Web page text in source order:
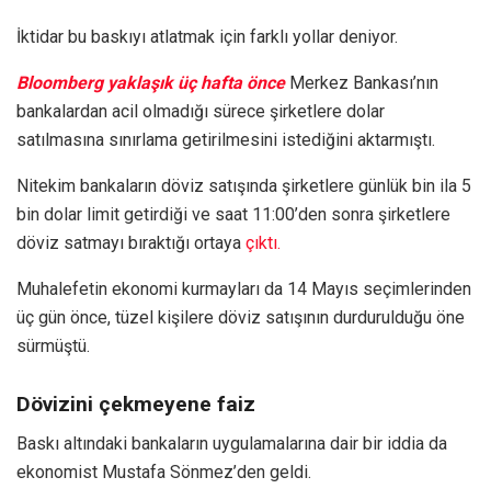
İktidar bu baskıyı atlatmak için farklı yollar deniyor.
Bloomberg yaklaşık üç hafta önceMerkez Bankası’nın
bankalardan acil olmadığı sürece şirketlere dolar
satılmasına sınırlama getirilmesini istediğini aktarmıştı.
Nitekim bankaların döviz satışında şirketlere günlük bin ila 5
bin dolar limit getirdiği ve saat 11:00’den sonra şirketlere
döviz satmayı bıraktığı ortaya çıktı.
Muhalefetin ekonomi kurmayları da 14 Mayıs seçimlerinden
üç gün önce, tüzel kişilere döviz satışının durdurulduğu öne
sürmüştü.
Dövizini çekmeyene faiz
Baskı altındaki bankaların uygulamalarına dair bir iddia da
ekonomist Mustafa Sönmez’den geldi.